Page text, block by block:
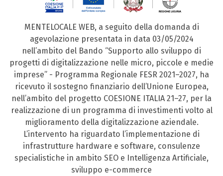
MENTELOCALE WEB, a seguito della domanda di
agevolazione presentata in data 03/05/2024
nell’ambito del Bando “Supporto allo sviluppo di
progetti di digitalizzazione nelle micro, piccole e medie
imprese” - Programma Regionale FESR 2021–2027, ha
ricevuto il sostegno finanziario dell’Unione Europea,
nell’ambito del progetto COESIONE ITALIA 21–27, per la
realizzazione di un programma di investimenti volto al
miglioramento della digitalizzazione aziendale.
L’intervento ha riguardato l’implementazione di
infrastrutture hardware e software, consulenze
specialistiche in ambito SEO e Intelligenza Artificiale,
sviluppo e-commerce